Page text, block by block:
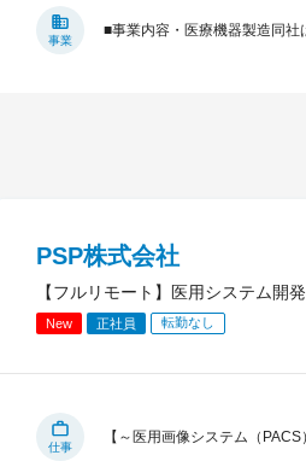
事業
■事業内容・医療機器製造同
PSP株式会社
【フルリモート】医用システム開
New 正社員 転勤なし
仕事
【～医用画像システム（